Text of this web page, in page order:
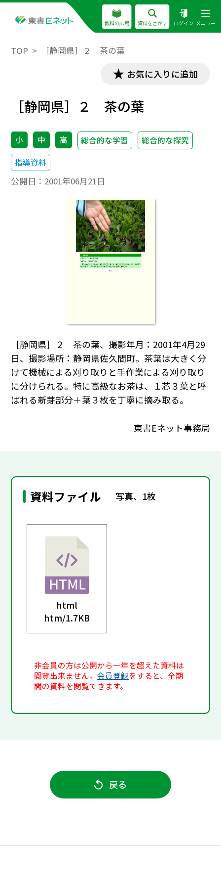
教科の広場 資料をさがす ログイン メニュー
TOP ［静岡県］２ 茶の葉
お気に入りに追加
［静岡県］２ 茶の葉
小 中 高 総合的な学習
総合的な探究
指導資料
公開日： 2001年06月21日
［静岡県］２ 茶の葉、撮影年月：2001年4月29
日、撮影場所：静岡県佐久間町。茶葉は大きく分
けて機械による刈り取りと手作業による刈り取り
に分けられる。特に高級なお茶は、１芯３葉と呼
ばれる新芽部分＋葉３枚を丁寧に摘み取る。
東書Eネット事務局
資料ファイル 写真、1枚
html
htm/1.7KB
非会員の方は公開から一年を超えた資料は
閲覧出来ません。会員登録をすると、全期
間の資料を閲覧できます。
戻る